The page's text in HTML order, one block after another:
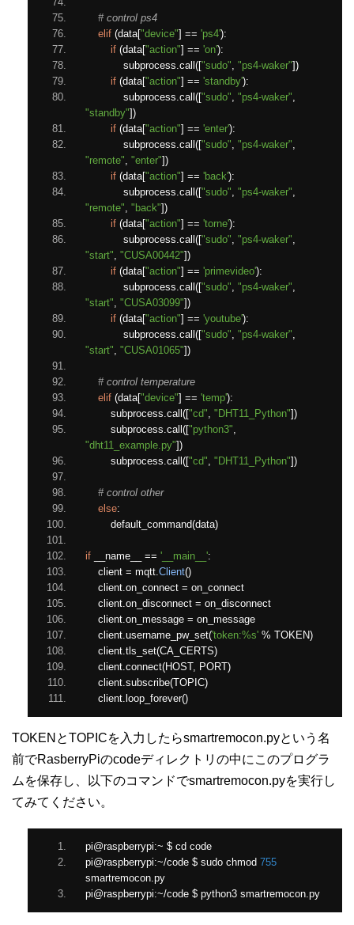
# control ps4
elif (data["device"] == 'ps4'):
if (data["action"] == 'on'):
            subprocess
call(["sudo" "ps4-waker"])
if (data["action"] == 'standby'):
            subprocess
call(["sudo" "ps4-waker"
"standby"])
if (data["action"] == 'enter'):
            subprocess
call(["sudo" "ps4-waker"
"remote" "enter"])
if (data["action"] == 'back'):
            subprocess
call(["sudo" "ps4-waker"
"remote" "back"])
if (data["action"] == 'torne'):
            subprocess
call(["sudo" "ps4-waker"
"start" "CUSA00442"])
if (data["action"] == 'primevideo'):
            subprocess
call(["sudo" "ps4-waker"
"start" "CUSA03099"])
if (data["action"] == 'youtube'):
            subprocess
call(["sudo" "ps4-waker"
"start" "CUSA01065"])
# control temperature
elif (data["device"] == 'temp'):
        subprocess
call(["cd" "DHT11_Python"])
        subprocess
call(["python3"
"dht11_example.py"])
        subprocess
call(["cd" "DHT11_Python"])
# control other
else:
        default_command
(data)
if __name__ == '__main__':
    client
= mqtt Client()
    client
on_connect = on_connect
    client
on_disconnect = on_disconnect
    client
on_message = on_message
    client
username_pw_set('token:%s' % TOKEN)
    client
tls_set(CA_CERTS)
    client
connect(HOST, PORT)
    client
subscribe(TOPIC)
    client
loop_forever()
TOKENとTOPICを入力したらsmartremocon.pyという名
前でRasberryPiのcodeディレクトリの中にこのプログラ
ムを保存し、以下のコマンドでsmartremocon.pyを実行し
てみてください。
pi@raspberrypi:~ $ cd code
pi@raspberrypi:~/code $ sudo chmod 755
smartremocon py
pi@raspberrypi:~/code $ python3 smartremocon py